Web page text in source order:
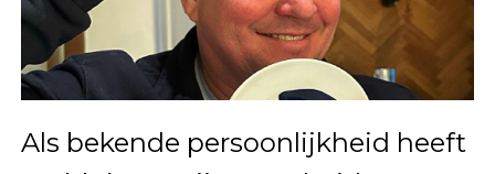
Als bekende persoonlijkheid heeft